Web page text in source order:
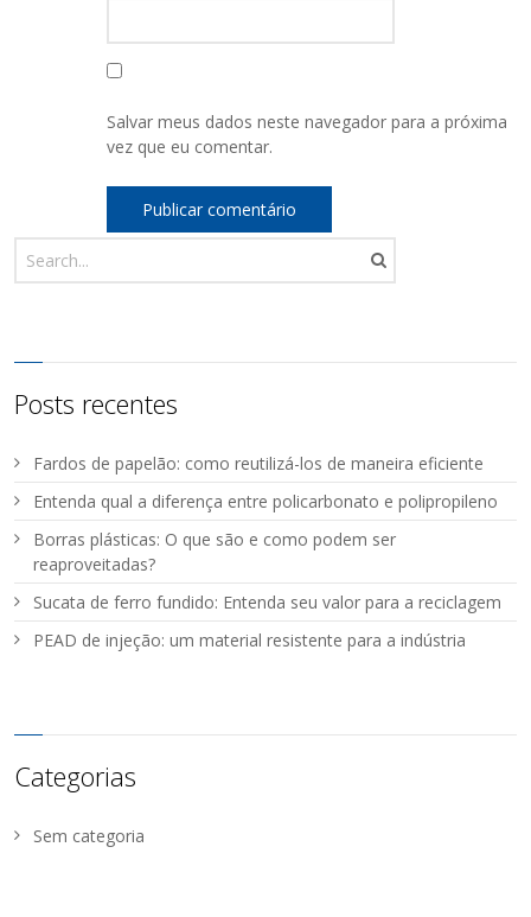
Salvar meus dados neste navegador para a próxima
vez que eu comentar.
Posts recentes
Fardos de papelão: como reutilizá-los de maneira eficiente
Entenda qual a diferença entre policarbonato e polipropileno
Borras plásticas: O que são e como podem ser
reaproveitadas?
Sucata de ferro fundido: Entenda seu valor para a reciclagem
PEAD de injeção: um material resistente para a indústria
Categorias
Sem categoria